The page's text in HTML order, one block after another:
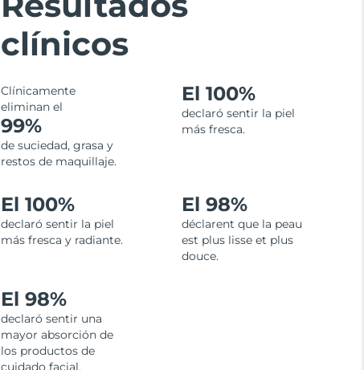
clínicos
Clínicamente
eliminan el
99%
de suciedad, grasa y
restos de maquillaje.
El 100%
declaró sentir la piel
más fresca.
El 100%
declaró sentir la piel
más fresca y radiante.
El 98%
déclarent que la peau
est plus lisse et plus
douce.
El 98%
declaró sentir una
mayor absorción de
los productos de
cuidado facial.